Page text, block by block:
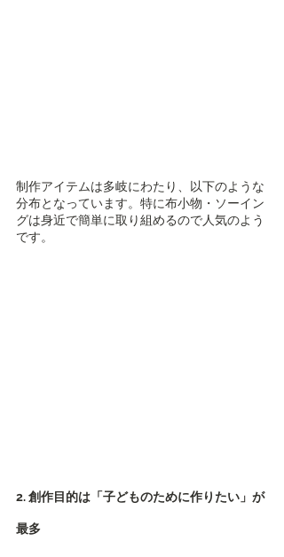
制作アイテムは多岐にわたり、以下のような
分布となっています。特に布小物・ソーイン
グは身近で簡単に取り組めるので人気のよう
です。
2. 創作目的は「子どものために作りたい」が
最多